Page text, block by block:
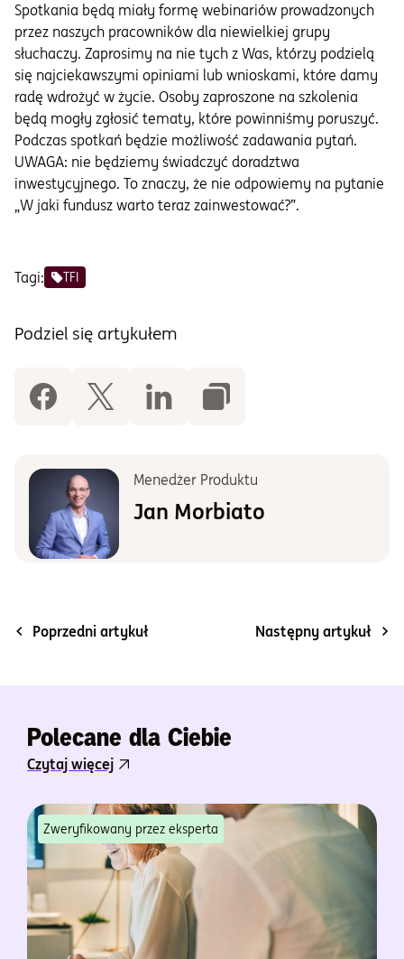
Spotkania będą miały formę webinariów prowadzonych
przez naszych pracowników dla niewielkiej grupy
słuchaczy. Zaprosimy na nie tych z Was, którzy podzielą
się najciekawszymi opiniami lub wnioskami, które damy
radę wdrożyć w życie. Osoby zaproszone na szkolenia
będą mogły zgłosić tematy, które powinniśmy poruszyć.
Podczas spotkań będzie możliwość zadawania pytań.
UWAGA: nie będziemy świadczyć doradztwa
inwestycyjnego. To znaczy, że nie odpowiemy na pytanie
„W jaki fundusz warto teraz zainwestować?”.
Tagi: TFI
Podziel się artykułem
Menedżer Produktu
Jan Morbiato
Poprzedni artykuł Następny artykuł
Polecane dla Ciebie
Czytaj więcej
Zweryfikowany przez eksperta